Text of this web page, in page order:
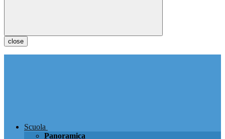
close
Scuola
Panoramica